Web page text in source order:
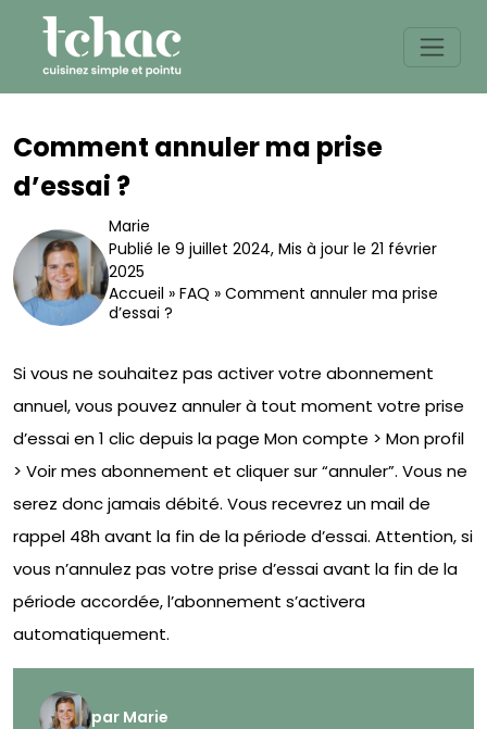
content
Comment annuler ma prise
d’essai ?
Marie
Publié le 9 juillet 2024,Mis à jour le 21 février
2025
Accueil »FAQ »Comment annuler ma prise
d’essai ?
Si vous ne souhaitez pas activer votre abonnement
annuel, vous pouvez annuler à tout moment votre prise
d’essai en 1 clic depuis la page Mon compte > Mon profil
> Voir mes abonnement et cliquer sur “annuler”. Vous ne
serez donc jamais débité. Vous recevrez un mail de
rappel 48h avant la fin de la période d’essai. Attention, si
vous n’annulez pas votre prise d’essai avant la fin de la
période accordée, l’abonnement s’activera
automatiquement.
par Marie